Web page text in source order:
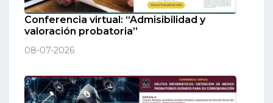
Conferencia virtual: “Admisibilidad y
valoración probatoria”
08-07-2026